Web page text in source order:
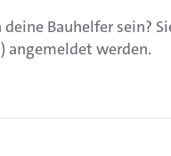
Bauhelfer sein?
angemeldet werden.